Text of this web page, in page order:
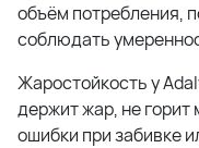
объём потребления,
соблюдать
Жаростойкость у
держит жар, не
ошибки при забивке